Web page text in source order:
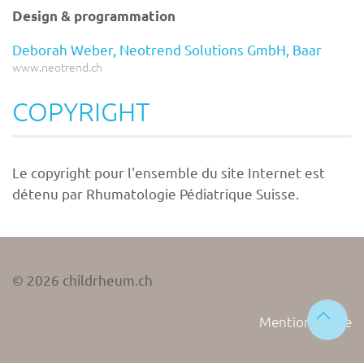
Design & programmation
Deborah Weber, Neotrend Solutions GmbH, Baar
www.neotrend.ch
COPYRIGHT
Le copyright pour l'ensemble du site Internet est
détenu par Rhumatologie Pédiatrique Suisse.
© 2026 childrheum.ch
Mention légale